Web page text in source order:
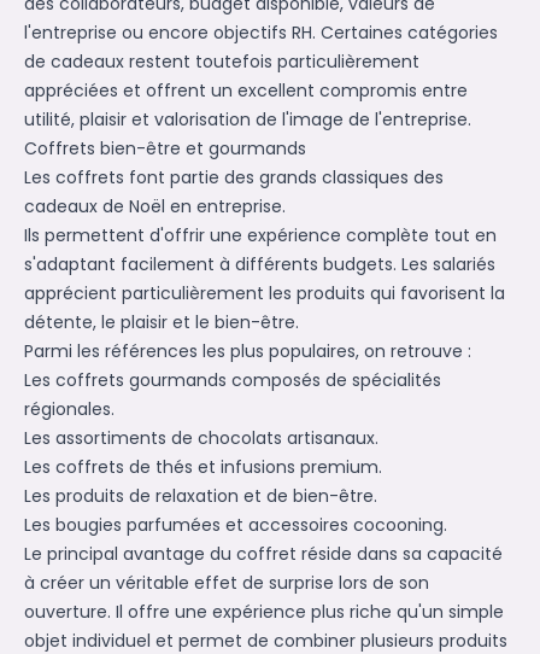
l'entreprise ou encore objectifs RH. Certaines catégories
de cadeaux restent toutefois particulièrement
appréciées et offrent un excellent compromis entre
utilité, plaisir et valorisation de l'image de l'entreprise.
Coffrets bien-être et gourmands
Les coffrets font partie des grands classiques des
cadeaux de Noël en entreprise.
Ils permettent d'offrir une expérience complète tout en
s'adaptant facilement à différents budgets. Les salariés
apprécient particulièrement les produits qui favorisent la
détente, le plaisir et le bien-être.
Parmi les références les plus populaires, on retrouve :
Les coffrets gourmands composés de spécialités
régionales.
Les assortiments de chocolats artisanaux.
Les coffrets de thés et infusions premium.
Les produits de relaxation et de bien-être.
Les bougies parfumées et accessoires cocooning.
Le principal avantage du coffret réside dans sa capacité
à créer un véritable effet de surprise lors de son
ouverture. Il offre une expérience plus riche qu'un simple
objet individuel et permet de combiner plusieurs produits